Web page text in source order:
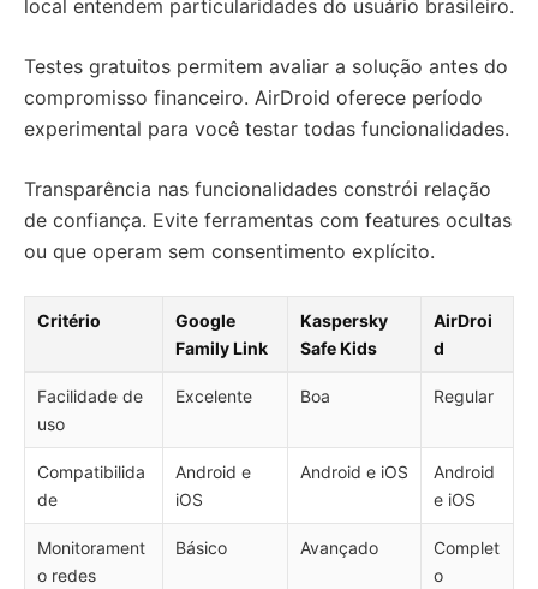
local entendem particularidades do usuário brasileiro.
Testes gratuitos permitem avaliar a solução antes do
compromisso financeiro. AirDroid oferece período
experimental para você testar todas funcionalidades.
Transparência nas funcionalidades constrói relação
de confiança. Evite ferramentas com features ocultas
ou que operam sem consentimento explícito.
Critério
Google
Family Link
Kaspersky
Safe Kids
AirDroi
d
Facilidade de
uso
Excelente Boa Regular
Compatibilida
de
Android e
iOS
Android e iOS
Android
e iOS
Monitorament
o redes
Básico Avançado
Complet
o